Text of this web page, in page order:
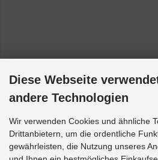
Diese Webseite
andere Technologien
Wir verwenden Cookies und ähnliche
Drittanbietern, um die ordentliche
gewährleisten, die Nutzung unseres